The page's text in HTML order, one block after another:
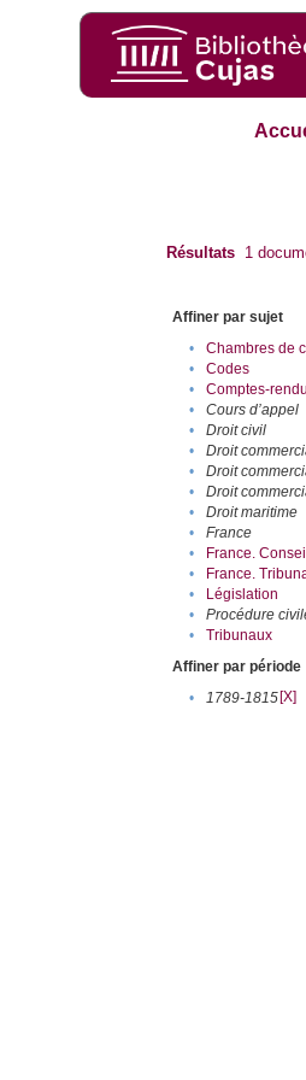
Résultats 1
Affiner par sujet
•
Chambres de
•
Codes
•
Comptes-
•
Cours d’appel
•
Droit civil
•
Droit
•
Droit
•
Droit
•
Droit maritime
•
France
•
France.
•
France.
•
Législation
•
Procédure
•
Tribunaux
Affiner par période
•
1789-1815[X]